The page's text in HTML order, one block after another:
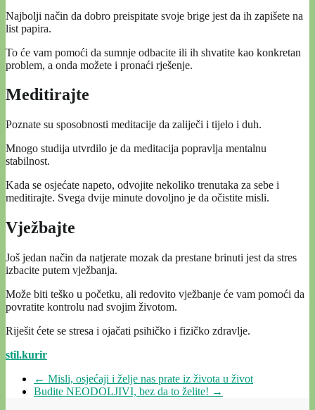
Najbolji način da dobro preispitate svoje brige jest da ih zapišete na
list papira.
To će vam pomoći da sumnje odbacite ili ih shvatite kao konkretan
problem, a onda možete i pronaći rješenje.
Meditirajte
Poznate su sposobnosti meditacije da zaliječi i tijelo i duh.
Mnogo studija utvrdilo je da meditacija popravlja mentalnu
stabilnost.
Kada se osjećate napeto, odvojite nekoliko trenutaka za sebe i
meditirajte. Svega dvije minute dovoljno je da očistite misli.
Vježbajte
Još jedan način da natjerate mozak da prestane brinuti jest da stres
izbacite putem vježbanja.
Može biti teško u početku, ali redovito vježbanje će vam pomoći da
povratite kontrolu nad svojim životom.
Riješit ćete se stresa i ojačati psihičko i fizičko zdravlje.
stil.kurir
← Misli, osjećaji i želje nas prate iz života u život
Budite NEODOLJIVI, bez da to želite! →